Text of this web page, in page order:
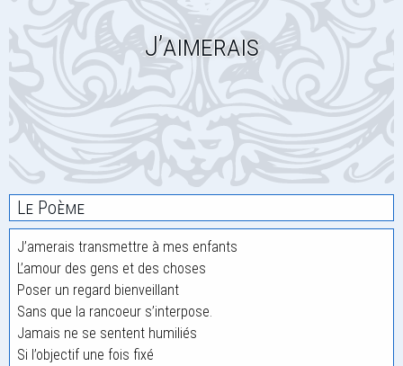
J’aimerais
Le Poème
J’amerais transmettre à mes enfants
L’amour des gens et des choses
Poser un regard bienveillant
Sans que la rancoeur s’interpose.
Jamais ne se sentent humiliés
Si l’objectif une fois fixé